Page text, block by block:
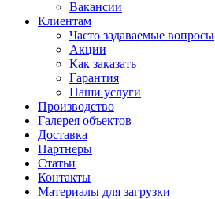
Вакансии
Клиентам
Часто задаваемые вопросы
Акции
Как заказать
Гарантия
Наши услуги
Производство
Галерея объектов
Доставка
Партнеры
Статьи
Контакты
Материалы для загрузки